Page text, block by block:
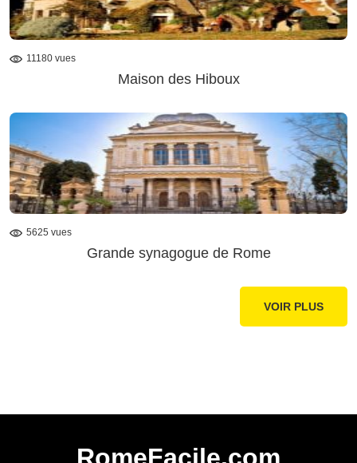
11180 vues
Maison des Hiboux
5625 vues
Grande synagogue de Rome
VOIR PLUS
RomeFacile.com